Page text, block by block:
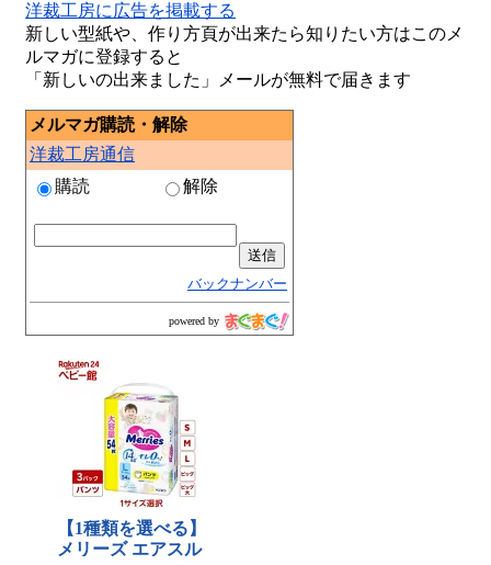
洋裁工房に広告を掲載する
新しい型紙や、作り方頁が出来たら知りたい方はこのメ
ルマガに登録すると
「新しいの出来ました」メールが無料で届きます
メルマガ購読・解除
洋裁工房通信
購読
解除
バックナンバー
powered by